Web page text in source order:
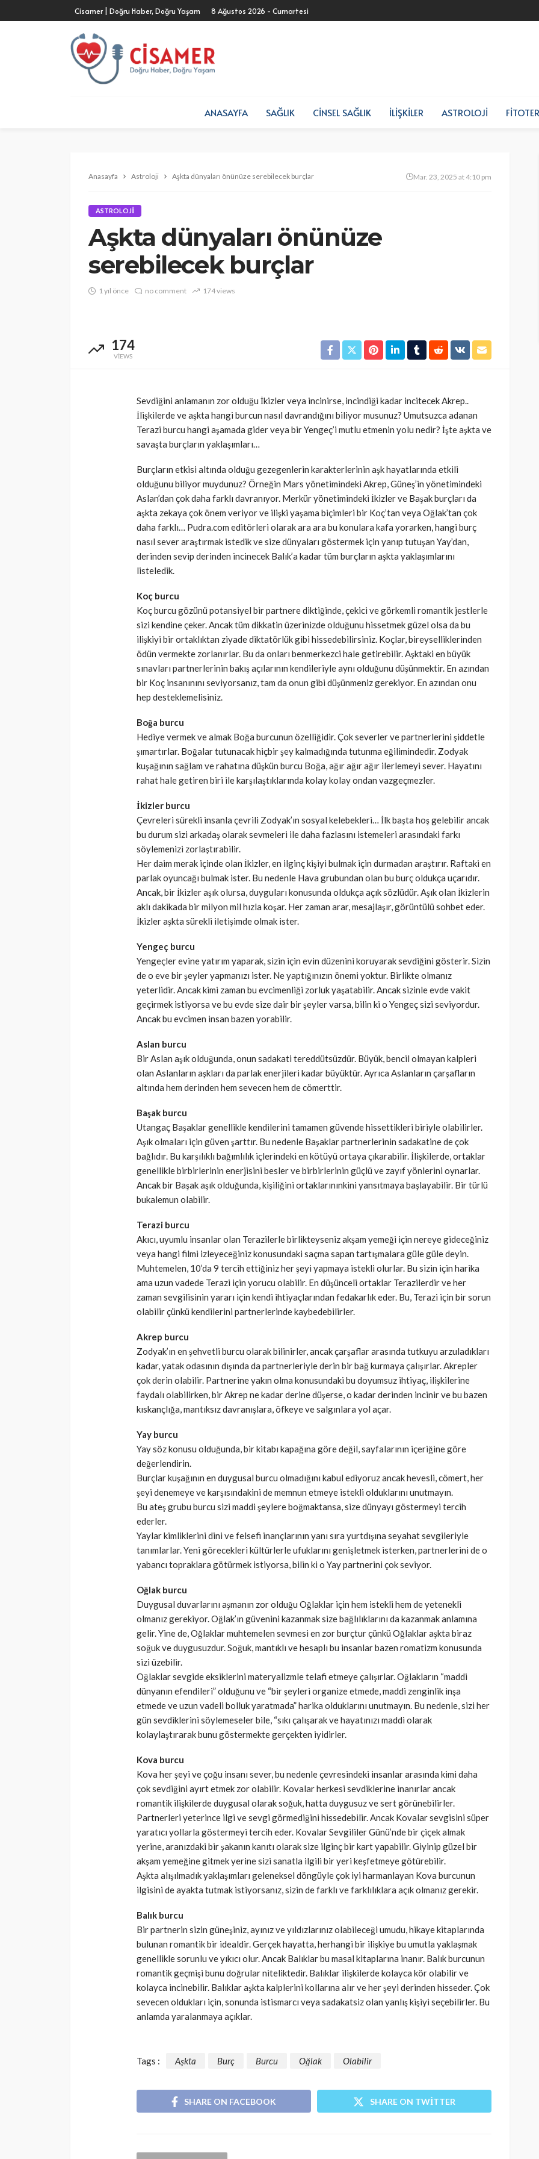
Cisamer | Doğru Haber, Doğru Yaşam 8 Ağustos 2026 - Cumartesi
ANASAYFA SAĞLIK CINSEL SAĞLIK İLIŞKILER ASTROLOJI
Anasayfa Astroloji Aşkta dünyaları önünüze serebilecek burçlar Mar. 23, 2025 at 4:10 pm
ASTROLOJI
Aşkta dünyaları önünüze
serebilecek burçlar
1 yıl önce no comment 174 views
174
VIEWS
Sevdiğini anlamanın zor olduğu İkizler veya incinirse, incindiği kadar incitecek Akrep..
İlişkilerde ve aşkta hangi burcun nasıl davrandığını biliyor musunuz? Umutsuzca adanan
Terazi burcu hangi aşamada gider veya bir Yengeç’i mutlu etmenin yolu nedir? İşte aşkta ve
savaşta burçların yaklaşımları…
Burçların etkisi altında olduğu gezegenlerin karakterlerinin aşk hayatlarında etkili
olduğunu biliyor muydunuz? Örneğin Mars yönetimindeki Akrep, Güneş’in yönetimindeki
Aslan’dan çok daha farklı davranıyor. Merkür yönetimindeki İkizler ve Başak burçları da
aşkta zekaya çok önem veriyor ve ilişki yaşama biçimleri bir Koç’tan veya Oğlak’tan çok
daha farklı… Pudra.com editörleri olarak ara ara bu konulara kafa yorarken, hangi burç
nasıl sever araştırmak istedik ve size dünyaları göstermek için yanıp tutuşan Yay’dan,
derinden sevip derinden incinecek Balık’a kadar tüm burçların aşkta yaklaşımlarını
listeledik.
Koç burcu
Koç burcu gözünü potansiyel bir partnere diktiğinde, çekici ve görkemli romantik jestlerle
sizi kendine çeker. Ancak tüm dikkatin üzerinizde olduğunu hissetmek güzel olsa da bu
ilişkiyi bir ortaklıktan ziyade diktatörlük gibi hissedebilirsiniz. Koçlar, bireyselliklerinden
ödün vermekte zorlanırlar. Bu da onları benmerkezci hale getirebilir. Aşktaki en büyük
sınavları partnerlerinin bakış açılarının kendileriyle aynı olduğunu düşünmektir. En azından
bir Koç insanınını seviyorsanız, tam da onun gibi düşünmeniz gerekiyor. En azından onu
hep desteklemelisiniz.
Boğa burcu
Hediye vermek ve almak Boğa burcunun özelliğidir. Çok severler ve partnerlerini şiddetle
şımartırlar. Boğalar tutunacak hiçbir şey kalmadığında tutunma eğilimindedir. Zodyak
kuşağının sağlam ve rahatına düşkün burcu Boğa, ağır ağır ağır ilerlemeyi sever. Hayatını
rahat hale getiren biri ile karşılaştıklarında kolay kolay ondan vazgeçmezler.
İkizler burcu
Çevreleri sürekli insanla çevrili Zodyak’ın sosyal kelebekleri… İlk başta hoş gelebilir ancak
bu durum sizi arkadaş olarak sevmeleri ile daha fazlasını istemeleri arasındaki farkı
söylemenizi zorlaştırabilir.
Her daim merak içinde olan İkizler, en ilginç kişiyi bulmak için durmadan araştırır. Raftaki en
parlak oyuncağı bulmak ister. Bu nedenle Hava grubundan olan bu burç oldukça uçarıdır.
Ancak, bir İkizler aşık olursa, duyguları konusunda oldukça açık sözlüdür. Aşık olan İkizlerin
aklı dakikada bir milyon mil hızla koşar. Her zaman arar, mesajlaşır, görüntülü sohbet eder.
İkizler aşkta sürekli iletişimde olmak ister.
Yengeç burcu
Yengeçler evine yatırım yaparak, sizin için evin düzenini koruyarak sevdiğini gösterir. Sizin
de o eve bir şeyler yapmanızı ister. Ne yaptığınızın önemi yoktur. Birlikte olmanız
yeterlidir. Ancak kimi zaman bu evcimenliği zorluk yaşatabilir. Ancak sizinle evde vakit
geçirmek istiyorsa ve bu evde size dair bir şeyler varsa, bilin ki o Yengeç sizi seviyordur.
Ancak bu evcimen insan bazen yorabilir.
Aslan burcu
Bir Aslan aşık olduğunda, onun sadakati tereddütsüzdür. Büyük, bencil olmayan kalpleri
olan Aslanların aşkları da parlak enerjileri kadar büyüktür. Ayrıca Aslanların çarşafların
altında hem derinden hem sevecen hem de cömerttir.
Başak burcu
Utangaç Başaklar genellikle kendilerini tamamen güvende hissettikleri biriyle olabilirler.
Aşık olmaları için güven şarttır. Bu nedenle Başaklar partnerlerinin sadakatine de çok
bağlıdır. Bu karşılıklı bağımlılık içlerindeki en kötüyü ortaya çıkarabilir. İlişkilerde, ortaklar
genellikle birbirlerinin enerjisini besler ve birbirlerinin güçlü ve zayıf yönlerini oynarlar.
Ancak bir Başak aşık olduğunda, kişiliğini ortaklarınınkini yansıtmaya başlayabilir. Bir türlü
bukalemun olabilir.
Terazi burcu
Akıcı, uyumlu insanlar olan Terazilerle birlikteyseniz akşam yemeği için nereye gideceğiniz
veya hangi filmi izleyeceğiniz konusundaki saçma sapan tartışmalara güle güle deyin.
Muhtemelen, 10’da 9 tercih ettiğiniz her şeyi yapmaya istekli olurlar. Bu sizin için harika
ama uzun vadede Terazi için yorucu olabilir. En düşünceli ortaklar Terazilerdir ve her
zaman sevgilisinin yararı için kendi ihtiyaçlarından fedakarlık eder. Bu, Terazi için bir sorun
olabilir çünkü kendilerini partnerlerinde kaybedebilirler.
Akrep burcu
Zodyak’ın en şehvetli burcu olarak bilinirler, ancak çarşaflar arasında tutkuyu arzuladıkları
kadar, yatak odasının dışında da partnerleriyle derin bir bağ kurmaya çalışırlar. Akrepler
çok derin olabilir. Partnerine yakın olma konusundaki bu doyumsuz ihtiyaç, ilişkilerine
faydalı olabilirken, bir Akrep ne kadar derine düşerse, o kadar derinden incinir ve bu bazen
kıskançlığa, mantıksız davranışlara, öfkeye ve salgınlara yol açar.
Yay burcu
Yay söz konusu olduğunda, bir kitabı kapağına göre değil, sayfalarının içeriğine göre
değerlendirin.
Burçlar kuşağının en duygusal burcu olmadığını kabul ediyoruz ancak hevesli, cömert, her
şeyi denemeye ve karşısındakini de memnun etmeye istekli olduklarını unutmayın.
Bu ateş grubu burcu sizi maddi şeylere boğmaktansa, size dünyayı göstermeyi tercih
ederler.
Yaylar kimliklerini dini ve felsefi inançlarının yanı sıra yurtdışına seyahat sevgileriyle
tanımlarlar. Yeni görecekleri kültürlerle ufuklarını genişletmek isterken, partnerlerini de o
yabancı topraklara götürmek istiyorsa, bilin ki o Yay partnerini çok seviyor.
Oğlak burcu
Duygusal duvarlarını aşmanın zor olduğu Oğlaklar için hem istekli hem de yetenekli
olmanız gerekiyor. Oğlak’ın güvenini kazanmak size bağlılıklarını da kazanmak anlamına
gelir. Yine de, Oğlaklar muhtemelen sevmesi en zor burçtur çünkü Oğlaklar aşkta biraz
soğuk ve duygusuzdur. Soğuk, mantıklı ve hesaplı bu insanlar bazen romatizm konusunda
sizi üzebilir.
Oğlaklar sevgide eksiklerini materyalizmle telafi etmeye çalışırlar. Oğlakların “maddi
dünyanın efendileri” olduğunu ve “bir şeyleri organize etmede, maddi zenginlik inşa
etmede ve uzun vadeli bolluk yaratmada” harika olduklarını unutmayın. Bu nedenle, sizi her
gün sevdiklerini söylemeseler bile, “sıkı çalışarak ve hayatınızı maddi olarak
kolaylaştırarak bunu göstermekte gerçekten iyidirler.
Kova burcu
Kova her şeyi ve çoğu insanı sever, bu nedenle çevresindeki insanlar arasında kimi daha
çok sevdiğini ayırt etmek zor olabilir. Kovalar herkesi sevdiklerine inanırlar ancak
romantik ilişkilerde duygusal olarak soğuk, hatta duygusuz ve sert görünebilirler.
Partnerleri yeterince ilgi ve sevgi görmediğini hissedebilir. Ancak Kovalar sevgisini süper
yaratıcı yollarla göstermeyi tercih eder. Kovalar Sevgililer Günü’nde bir çiçek almak
yerine, aranızdaki bir şakanın kanıtı olarak size ilginç bir kart yapabilir. Giyinip güzel bir
akşam yemeğine gitmek yerine sizi sanatla ilgili bir yeri keşfetmeye götürebilir.
Aşkta alışılmadık yaklaşımları geleneksel döngüyle çok iyi harmanlayan Kova burcunun
ilgisini de ayakta tutmak istiyorsanız, sizin de farklı ve farklılıklara açık olmanız gerekir.
Balık burcu
Bir partnerin sizin güneşiniz, ayınız ve yıldızlarınız olabileceği umudu, hikaye kitaplarında
bulunan romantik bir idealdir. Gerçek hayatta, herhangi bir ilişkiye bu umutla yaklaşmak
genellikle sorunlu ve yıkıcı olur. Ancak Balıklar bu masal kitaplarına inanır. Balık burcunun
romantik geçmişi bunu doğrular niteliktedir. Balıklar ilişkilerde kolayca kör olabilir ve
kolayca incinebilir. Balıklar aşkta kalplerini kollarına alır ve her şeyi derinden hisseder. Çok
sevecen oldukları için, sonunda istismarcı veya sadakatsiz olan yanlış kişiyi seçebilirler. Bu
anlamda yaralanmaya açıklar.
Tags : Aşkta Burç Burcu Oğlak Olabilir
SHARE ON FACEBOOK SHARE ON TWITTER
SAĞLIK
yetiyor! Alzheimer riskine
karşı çelikten kalkan
Cisamer
mamasına toplatma kararı
3 ay önce